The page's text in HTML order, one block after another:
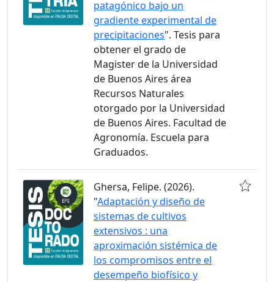
patagónico bajo un
gradiente experimental de
precipitaciones". Tesis para
obtener el grado de
Magister de la Universidad
de Buenos Aires área
Recursos Naturales
otorgado por la Universidad
de Buenos Aires. Facultad de
Agronomía. Escuela para
Graduados.
Ghersa, Felipe. (2026).
"Adaptación y diseño de
sistemas de cultivos
extensivos : una
aproximación sistémica de
los compromisos entre el
desempeño biofísico y